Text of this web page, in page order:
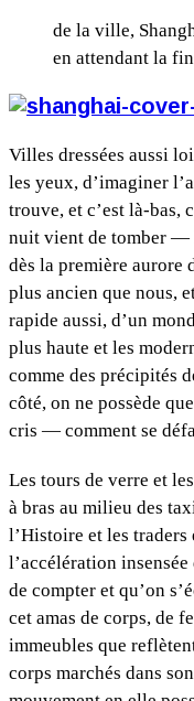
de la ville,
en attendant la
Villes dressées aussi
les yeux, d’imaginer
trouve, et c’est là-bas,
nuit vient de tomber —
dès la première aurore
plus ancien que nous,
rapide aussi, d’un
plus haute et les
comme des précipités
côté, on ne possède
cris — comment se
Les tours de verre et
à bras au milieu des
l’Histoire et les
l’accélération insensée
de compter et qu’on
cet amas de corps, de
immeubles que
corps marchés dans